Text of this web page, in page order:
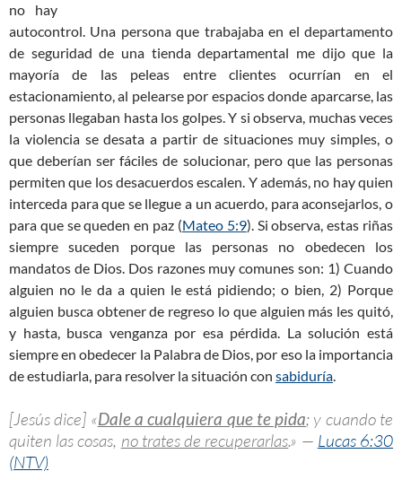
no hay
autocontrol. Una persona que trabajaba en el departamento
de seguridad de una tienda departamental me dijo que la
mayoría de las peleas entre clientes ocurrían en el
estacionamiento, al pelearse por espacios donde aparcarse, las
personas llegaban hasta los golpes. Y si observa, muchas veces
la violencia se desata a partir de situaciones muy simples, o
que deberían ser fáciles de solucionar, pero que las personas
permiten que los desacuerdos escalen. Y además, no hay quien
interceda para que se llegue a un acuerdo, para aconsejarlos, o
para que se queden en paz (Mateo 5:9). Si observa, estas riñas
siempre suceden porque las personas no obedecen los
mandatos de Dios. Dos razones muy comunes son: 1) Cuando
alguien no le da a quien le está pidiendo; o bien, 2) Porque
alguien busca obtener de regreso lo que alguien más les quitó,
y hasta, busca venganza por esa pérdida. La solución está
siempre en obedecer la Palabra de Dios, por eso la importancia
de estudiarla, para resolver la situación con sabiduría.
[Jesús dice] «Dale a cualquiera que te pida; y cuando te
quiten las cosas, no trates de recuperarlas.» — Lucas 6:30
(NTV)